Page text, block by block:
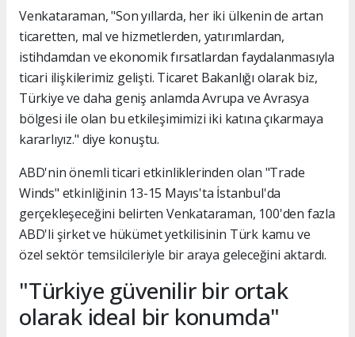
Venkataraman, "Son yıllarda, her iki ülkenin de artan
ticaretten, mal ve hizmetlerden, yatırımlardan,
istihdamdan ve ekonomik fırsatlardan faydalanmasıyla
ticari ilişkilerimiz gelişti. Ticaret Bakanlığı olarak biz,
Türkiye ve daha geniş anlamda Avrupa ve Avrasya
bölgesi ile olan bu etkileşimimizi iki katına çıkarmaya
kararlıyız." diye konuştu.
ABD'nin önemli ticari etkinliklerinden olan "Trade
Winds" etkinliğinin 13-15 Mayıs'ta İstanbul'da
gerçekleşeceğini belirten Venkataraman, 100'den fazla
ABD'li şirket ve hükümet yetkilisinin Türk kamu ve
özel sektör temsilcileriyle bir araya geleceğini aktardı.
"Türkiye güvenilir bir ortak
olarak ideal bir konumda"